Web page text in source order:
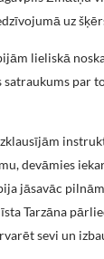
uz
lieliskā
par
devāmies
jāsavāc
Tarzāna
sevi un